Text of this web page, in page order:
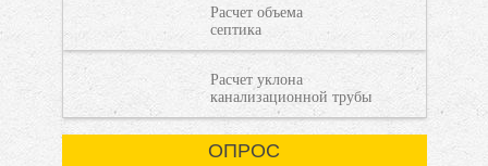
объем септика:
Расчет объема
септика
Расчет уклона
канализационной трубы
ОПРОС